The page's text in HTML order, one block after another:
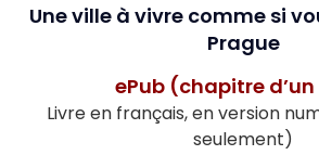
Une ville à vivre comme si
Prague
ePub (chapitre
Livre en français, en version
seulement)